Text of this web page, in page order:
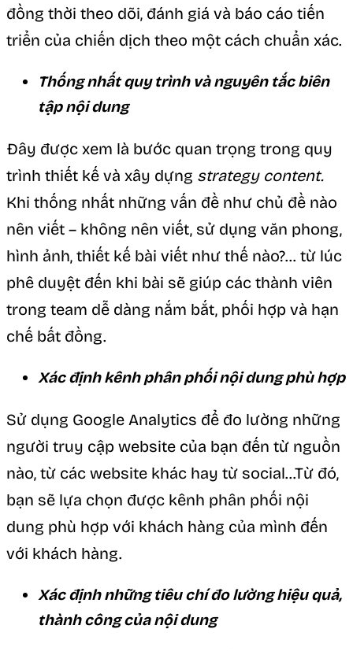
đồng thời theo dõi, đánh giá và báo cáo tiến
triển của chiến dịch theo một cách chuẩn xác.
Thống nhất quy trình và nguyên tắc biên
tập nội dung
Đây được xem là bước quan trọng trong quy
trình thiết kế và xây dựng strategy content.
Khi thống nhất những vấn đề như chủ đề nào
nên viết – không nên viết, sử dụng văn phong,
hình ảnh, thiết kế bài viết như thế nào?… từ lúc
phê duyệt đến khi bài sẽ giúp các thành viên
trong team dễ dàng nắm bắt, phối hợp và hạn
chế bất đồng.
Xác định kênh phân phối nội dung phù hợp
Sử dụng Google Analytics để đo lường những
người truy cập website của bạn đến từ nguồn
nào, từ các website khác hay từ social…Từ đó,
bạn sẽ lựa chọn được kênh phân phối nội
dung phù hợp với khách hàng của mình đến
với khách hàng.
Xác định những tiêu chí đo lường hiệu quả,
thành công của nội dung